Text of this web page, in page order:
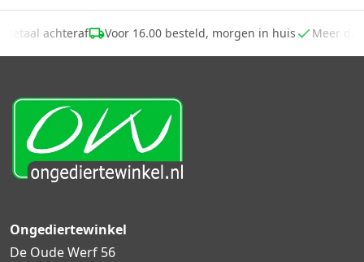
Betaal achteraf Voor 16.00 besteld, morgen in huis Meer
Ongediertewinkel
De Oude Werf 56